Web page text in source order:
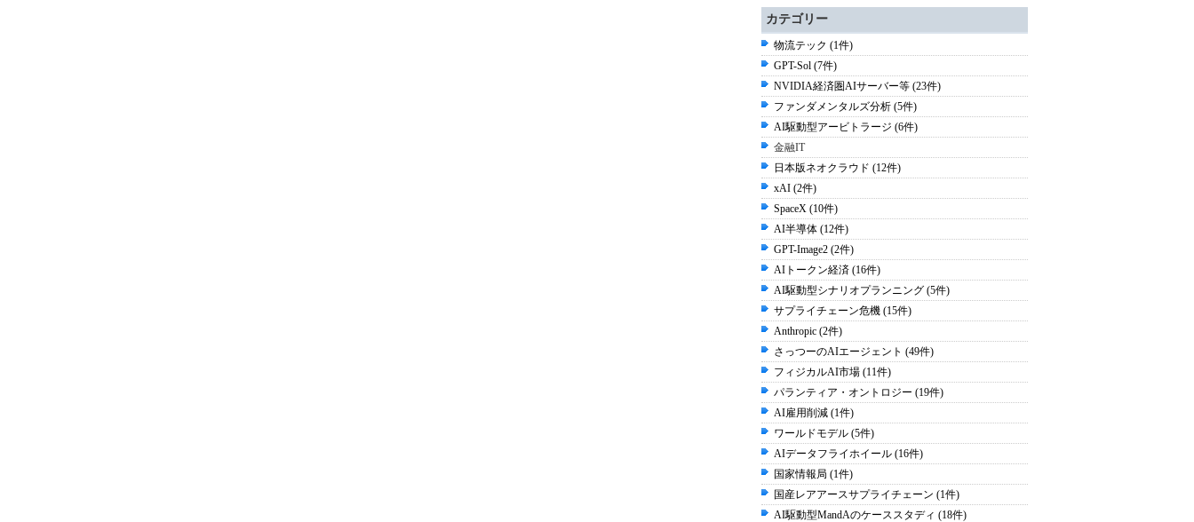
カテゴリー
物流テック (1件)
GPT-Sol (7件)
NVIDIA経済圏AIサーバー等 (23件)
ファンダメンタルズ分析 (5件)
AI駆動型アービトラージ (6件)
金融IT
日本版ネオクラウド (12件)
xAI (2件)
SpaceX (10件)
AI半導体 (12件)
GPT-Image2 (2件)
AIトークン経済 (16件)
AI駆動型シナリオプランニング (5件)
サプライチェーン危機 (15件)
Anthropic (2件)
さっつーのAIエージェント (49件)
フィジカルAI市場 (11件)
パランティア・オントロジー (19件)
AI雇用削減 (1件)
ワールドモデル (5件)
AIデータフライホイール (16件)
国家情報局 (1件)
国産レアアースサプライチェーン (1件)
AI駆動型MandAのケーススタディ (18件)